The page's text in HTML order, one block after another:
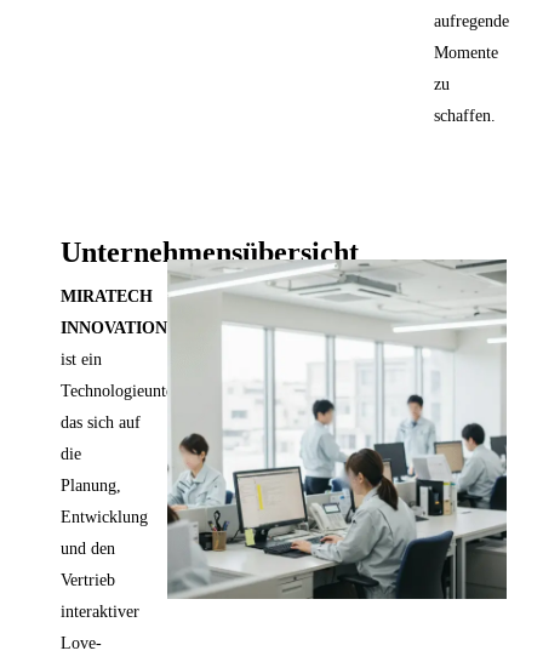
aufregende
Momente
zu
schaffen.
Unternehmensübersicht
MIRATECH
INNOVATIONS
ist ein
Technologieunternehmen,
das sich auf
die
Planung,
Entwicklung
und den
Vertrieb
interaktiver
Love-